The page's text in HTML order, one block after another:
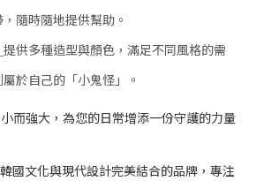
隨時隨地提供幫助。
提供多種造型與顏色，滿足不同風格的需
於自己的「小鬼怪」。
而強大，為您的日常增添一份守護的力量
國文化與現代設計完美結合的品牌，專注